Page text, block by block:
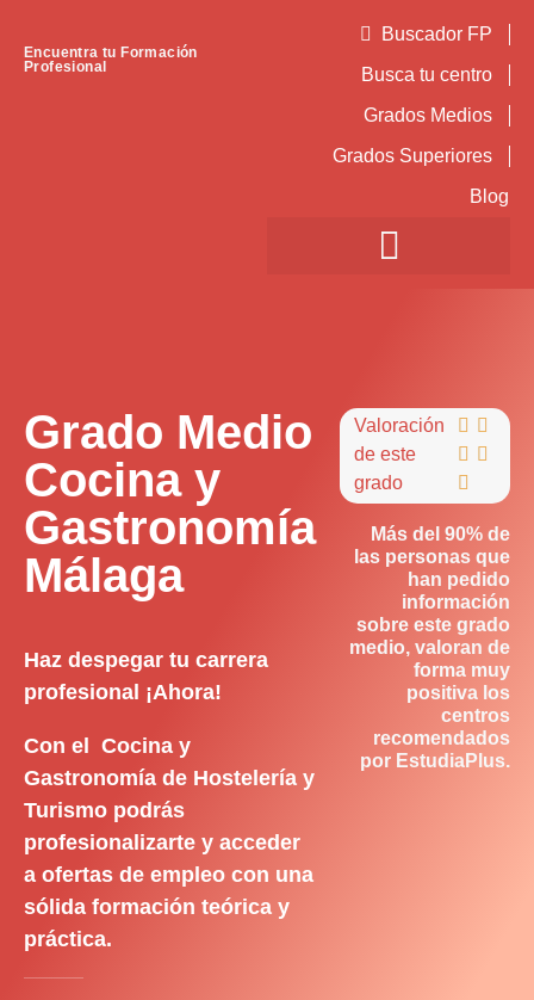
Encuentra tu Formación
Profesional
Buscador FP
Busca tu centro
Grados Medios
Grados Superiores
Blog
Grado Medio
Cocina y
Gastronomía
Málaga
Haz despegar tu carrera
profesional ¡Ahora!
Con el Cocina y
Gastronomía de Hostelería y
Turismo podrás
profesionalizarte y acceder
a ofertas de empleo con una
sólida formación teórica y
práctica.
Valoración
de este
grado
 
 

Más del 90% de
las personas que
han pedido
información
sobre este grado
medio, valoran de
forma muy
positiva los
centros
recomendados
por EstudiaPlus.